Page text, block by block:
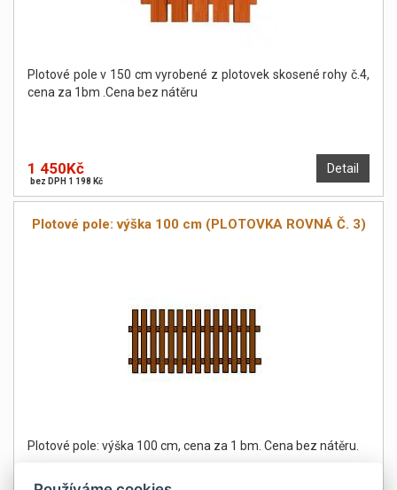
Plotové pole v 150 cm vyrobené z plotovek skosené rohy č.4,
cena za 1bm .Cena bez nátěru
Detail
1 450Kč
bez DPH 1 198 Kč
Plotové pole: výška 100 cm (PLOTOVKA ROVNÁ Č. 3)
Plotové pole: výška 100 cm, cena za 1 bm. Cena bez nátěru.